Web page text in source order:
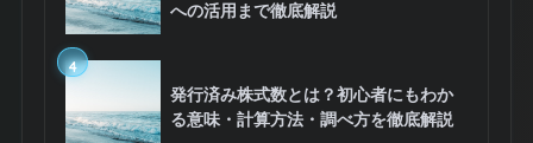
への活用まで徹底解説
4
発行済み株式数とは？初心者にもわか
る意味・計算方法・調べ方を徹底解説